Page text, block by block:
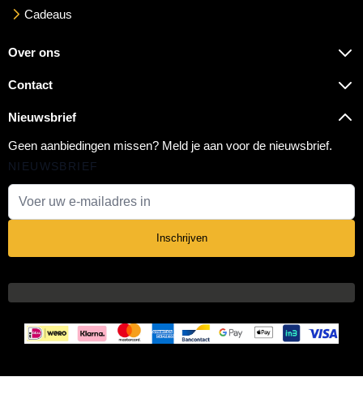
Cadeaus
Over ons
Contact
Nieuwsbrief
Geen aanbiedingen missen? Meld je aan voor de nieuwsbrief.
NIEUWSBRIEF
Inschrijven